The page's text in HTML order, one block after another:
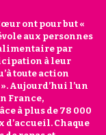
ont pour but «
aux personnes
par
à leur
toute action
Aujourd’hui l’un
France,
à plus de 78 000
d’accueil. Chaque